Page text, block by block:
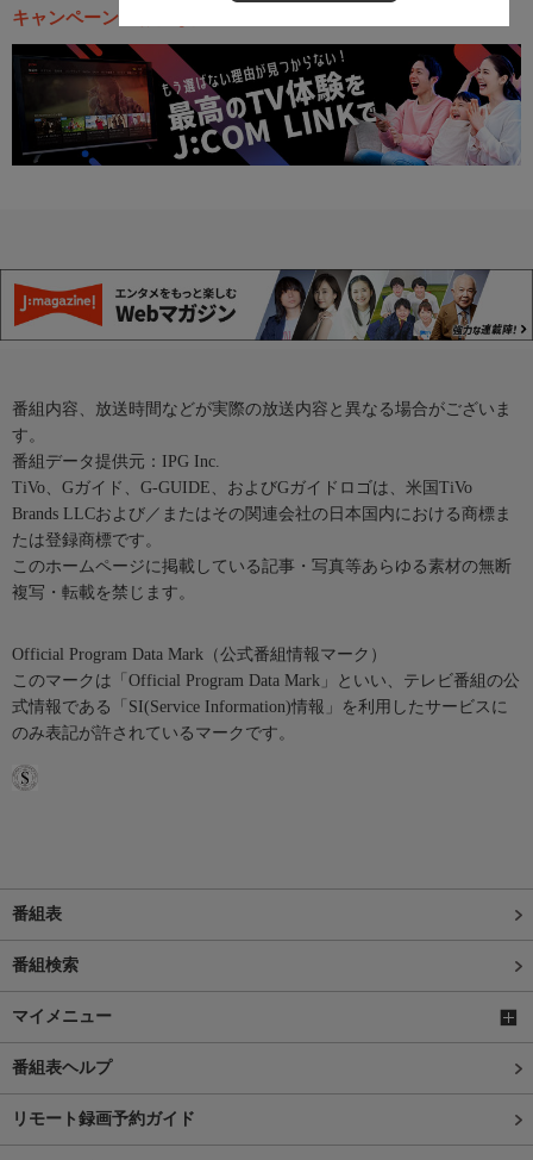
キャンペーン・お得な情報
番組内容、放送時間などが実際の放送内容と異なる場合がございま
す。
番組データ提供元：IPG Inc.
TiVo、Gガイド、G-GUIDE、およびGガイドロゴは、米国TiVo
Brands LLCおよび／またはその関連会社の日本国内における商標ま
たは登録商標です。
このホームページに掲載している記事・写真等あらゆる素材の無断
複写・転載を禁じます。
Official Program Data Mark（公式番組情報マーク）
このマークは「Official Program Data Mark」といい、テレビ番組の公
式情報である「SI(Service Information)情報」を利用したサービスに
のみ表記が許されているマークです。
番組表
番組検索
マイメニュー
番組表ヘルプ
リモート録画予約ガイド